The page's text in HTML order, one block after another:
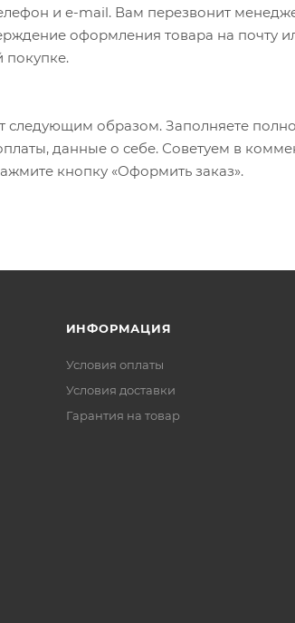
и e-mail. Вам перезвонит
оформления товара на почту
покупке.
следующим образом. Заполняете
данные о себе. Советуем в
кнопку «Оформить заказ».
ИНФОРМАЦИЯ
Условия оплаты
Условия доставки
Гарантия на товар